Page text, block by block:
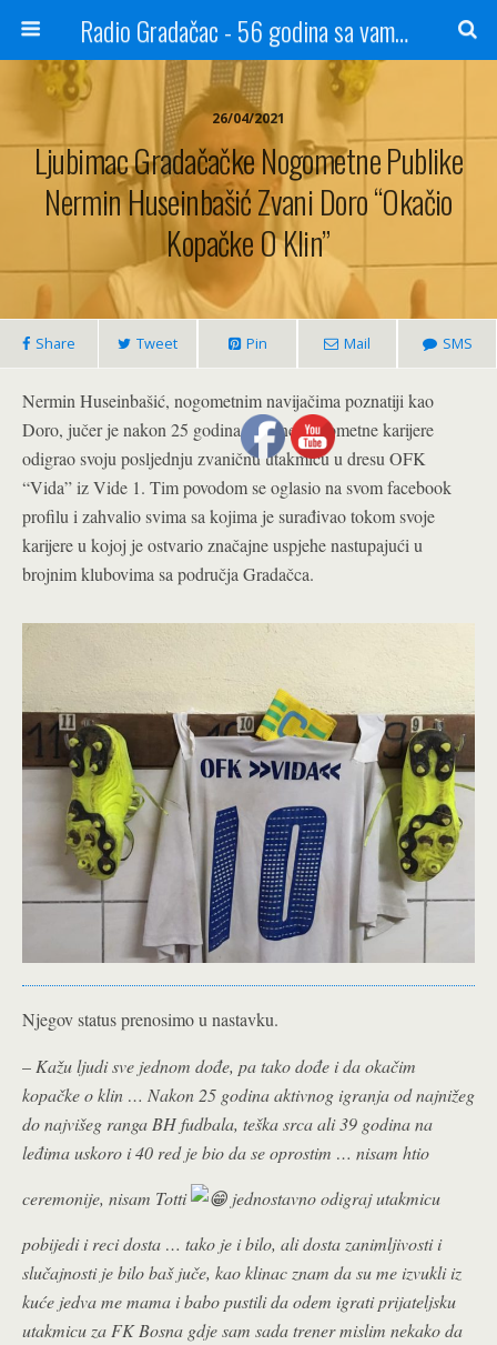
Radio Gradačac - 56 godina sa vama...
26/04/2021
Ljubimac Gradačačke Nogometne Publike
Nermin Huseinbašić Zvani Doro “okačio
Kopačke O Klin”
Share Tweet Pin Mail SMS
Nermin Huseinbašić, nogometnim navijačima poznatiji kao
Doro, jučer je nakon 25 godina aktivne nogometne karijere
odigrao svoju posljednju zvaničnu utakmicu u dresu OFK
“Vida” iz Vide 1. Tim povodom se oglasio na svom facebook
profilu i zahvalio svima sa kojima je surađivao tokom svoje
karijere u kojoj je ostvario značajne uspjehe nastupajući u
brojnim klubovima sa područja Gradačca.
Njegov status prenosimo u nastavku.
– Kažu ljudi sve jednom dođe, pa tako dođe i da okačim
kopačke o klin … Nakon 25 godina aktivnog igranja od najnižeg
do najvišeg ranga BH fudbala, teška srca ali 39 godina na
leđima uskoro i 40 red je bio da se oprostim … nisam htio
ceremonije, nisam Totti
jednostavno odigraj utakmicu
pobijedi i reci dosta … tako je i bilo, ali dosta zanimljivosti i
slučajnosti je bilo baš juče, kao klinac znam da su me izvukli iz
kuće jedva me mama i babo pustili da odem igrati prijateljsku
utakmicu za FK Bosna gdje sam sada trener mislim nekako da